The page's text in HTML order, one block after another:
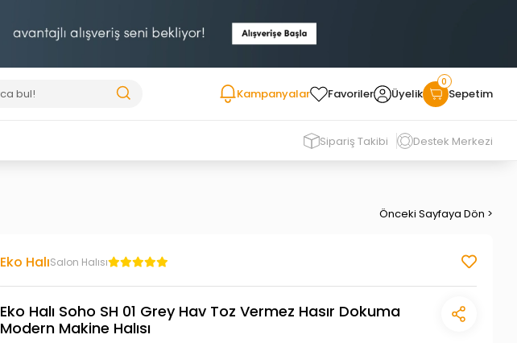
Kampanyalar Favoriler Üyelik
0
Sepetim
Sipariş Takibi Destek Merkezi
Önceki Sayfaya Dön >
Eko HalıSalon Halısı
Eko Halı Soho SH 01 Grey Hav Toz Vermez Hasır Dokuma
Modern Makine Halısı